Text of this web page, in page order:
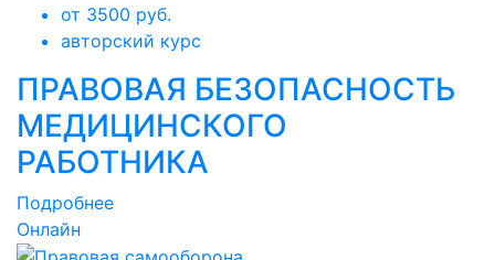
от 3500 руб.
авторский курс
ПРАВОВАЯ БЕЗОПАСНОСТЬ
МЕДИЦИНСКОГО
РАБОТНИКА
Подробнее
Онлайн